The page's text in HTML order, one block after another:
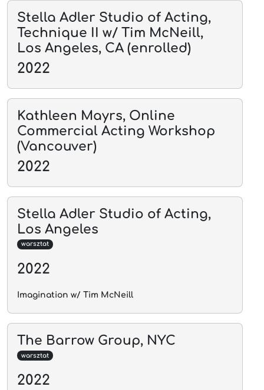
Stella Adler Studio of Acting,
Technique II w/ Tim McNeill,
Los Angeles, CA (enrolled)
2022
Kathleen Mayrs, Online
Commercial Acting Workshop
(Vancouver)
2022
Stella Adler Studio of Acting,
Los Angeles
warsztat
2022
Imagination w/ Tim McNeill
The Barrow Group, NYC
warsztat
2022